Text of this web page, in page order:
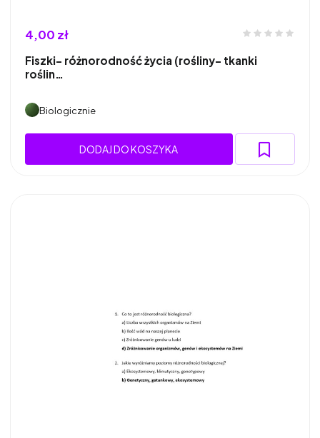
4,00 zł
Fiszki- różnorodność życia (rośliny- tkanki
roślin…
Biologicznie
DODAJ DO KOSZYKA